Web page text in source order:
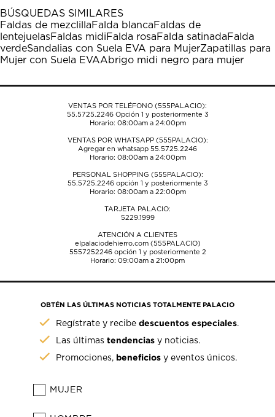
1
estrella
Esta
acción
abrirá
el
de
estrellas.
Esta
acción
abrirá
el
de
estrellas.
Esta
acción
abrirá
el
de
estrellas.
Esta
acción
abrirá
el
de
estrellas.
Esta
acción
abrirá
el
de
BÚSQUEDAS SIMILARES
Faldas de mezclillaFalda blancaFaldas de
lentejuelasFaldas midiFalda rosaFalda satinadaFalda
verdeSandalias con Suela EVA para MujerZapatillas para
Mujer con Suela EVAAbrigo midi negro para mujer
VENTAS POR TELÉFONO (555PALACIO):
55.5725.2246Opción 1 y posteriormente 3
Horario: 08:00am a 24:00pm
VENTAS POR WHATSAPP (555PALACIO):
Agregar en whatsapp 55.5725.2246
Horario: 08:00am a 24:00pm
PERSONAL SHOPPING (555PALACIO):
55.5725.2246opción 1 y posteriormente 3
Horario: 08:00am a 22:00pm
TARJETA PALACIO:
5229.1999
ATENCIÓN A CLIENTES
elpalaciodehierro.com (555PALACIO)
5557252246opción 1 y posteriormente 2
Horario: 09:00am a 21:00pm
OBTÉN LAS ÚLTIMAS NOTICIAS TOTALMENTE PALACIO
Regístrate y recibedescuentos especiales.
Las últimastendencias y noticias.
Promociones, beneficios y eventos únicos.
MUJER